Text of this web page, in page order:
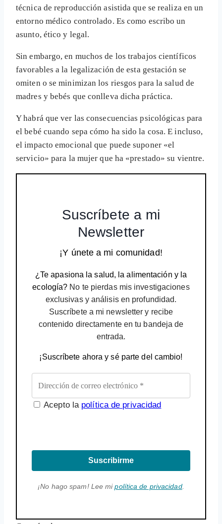
técnica de reproducción asistida que se realiza en un
entorno médico controlado. Es como escribo un
asunto, ético y legal.
Sin embargo, en muchos de los trabajos científicos
favorables a la legalización de esta gestación se
omiten o se minimizan los riesgos para la salud de
madres y bebés que conlleva dicha práctica.
Y habrá que ver las consecuencias psicológicas para
el bebé cuando sepa cómo ha sido la cosa. E incluso,
el impacto emocional que puede suponer «el
servicio» para la mujer que ha «prestado» su vientre.
Suscríbete a mi
Newsletter
¡Y únete a mi comunidad!
¿Te apasiona la salud, la alimentación y la
ecología? No te pierdas mis investigaciones
exclusivas y análisis en profundidad.
Suscríbete a mi newsletter y recibe
contenido directamente en tu bandeja de
entrada.
¡Suscríbete ahora y sé parte del cambio!
Acepto la política de privacidad
Suscribirme
¡No hago spam! Lee mipolítica de privacidad.